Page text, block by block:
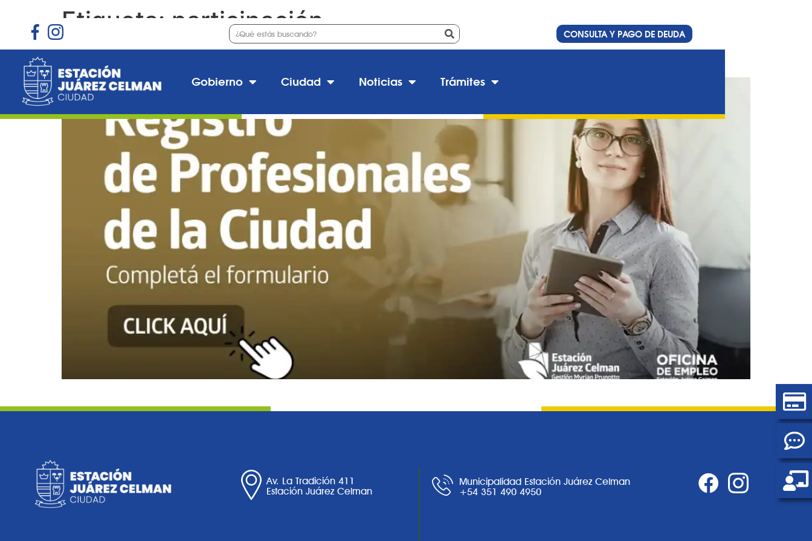
CONSULTA Y PAGO DE DEUDA
Gobierno Ciudad Noticias Trámites
Etiqueta: participación
Registro de profesionales de la ciudad 2023
Av. La Tradición 411
Estación Juárez Celman
Municipalidad Estación Juárez Celman
+54 351 490 4950